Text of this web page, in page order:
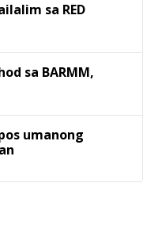
sa RED
sa BARMM,
umanong